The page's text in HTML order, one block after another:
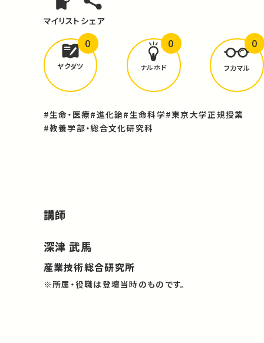
マイリスト シェア
どんな学びがありましたか？
ヤクダツ
0
ナルホド
0
フカマル
0
#生命・医療#進化論#生命科学#東京大学正規授業
#教養学部・総合文化研究科
講師
深津 武馬
産業技術総合研究所
※所属・役職は登壇当時のものです。